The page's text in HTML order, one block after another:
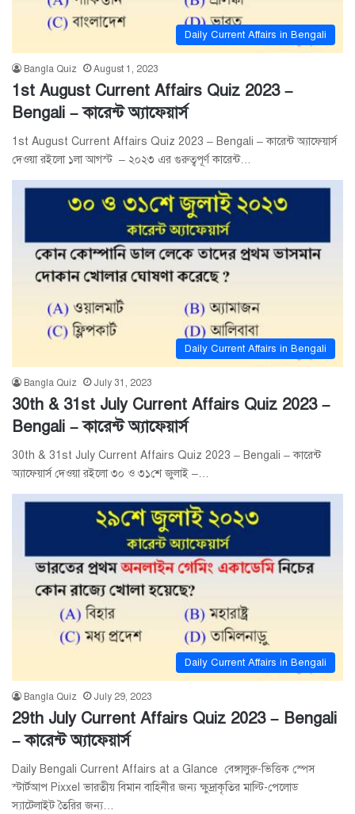
Daily Current Affairs in Bengali
Bangla Quiz August 1, 2023
1st August Current Affairs Quiz 2023 –
Bengali – কারেন্ট অ্যাফেয়ার্স
1st August Current Affairs Quiz 2023 – Bengali – কারেন্ট অ্যাফেয়ার্স
দেওয়া রইলো ১লা আগস্ট – ২০২৩ এর গুরুত্বপূর্ণ কারেন্ট…
Daily Current Affairs in Bengali
Bangla Quiz July 31, 2023
30th & 31st July Current Affairs Quiz 2023 –
Bengali – কারেন্ট অ্যাফেয়ার্স
30th & 31st July Current Affairs Quiz 2023 – Bengali – কারেন্ট
অ্যাফেয়ার্স দেওয়া রইলো ৩০ ও ৩১শে জুলাই –…
Daily Current Affairs in Bengali
Bangla Quiz July 29, 2023
29th July Current Affairs Quiz 2023 – Bengali
– কারেন্ট অ্যাফেয়ার্স
Daily Bengali Current Affairs at a Glance বেঙ্গালুরু-ভিত্তিক স্পেস
স্টার্টআপ Pixxel ভারতীয় বিমান বাহিনীর জন্য ক্ষুদ্রাকৃতির মাল্টি-পেলোড
স্যাটেলাইট তৈরির জন্য…